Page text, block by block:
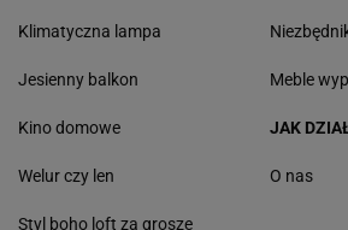
Klimatyczna lampa
Jesienny balkon Meble
Kino domowe
Welur czy len
Styl boho loft za grosze
JAK
O nas